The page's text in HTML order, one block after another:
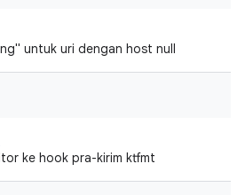
untuk uri dengan host null
ke hook pra-kirim ktfmt